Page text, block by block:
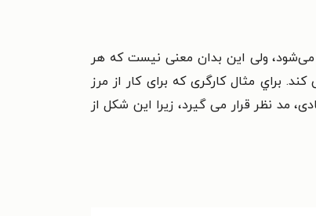
ولی اين بدان معنی نيست که هر
براي مثال کارگری که برای کار از مرز
مد نظر قرار می گيرد، زيرا اين شکل از